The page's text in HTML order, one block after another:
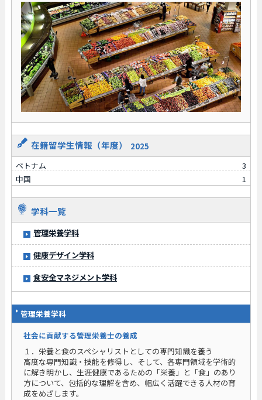
在籍留学生情報（年度）
2025
ベトナム
3
中国
1
学科一覧
管理栄養学科
健康デザイン学科
食安全マネジメント学科
管理栄養学科
社会に貢献する管理栄養士の養成
１．栄養と食のスペシャリストとしての専門知識を養う
高度な専門知識・技能を修得し、そして、各専門領域を学術的
に解き明かし、生涯健康であるための「栄養」と「食」のあり
方について、包括的な理解を含め、幅広く活躍できる人材の育
成をめざします。